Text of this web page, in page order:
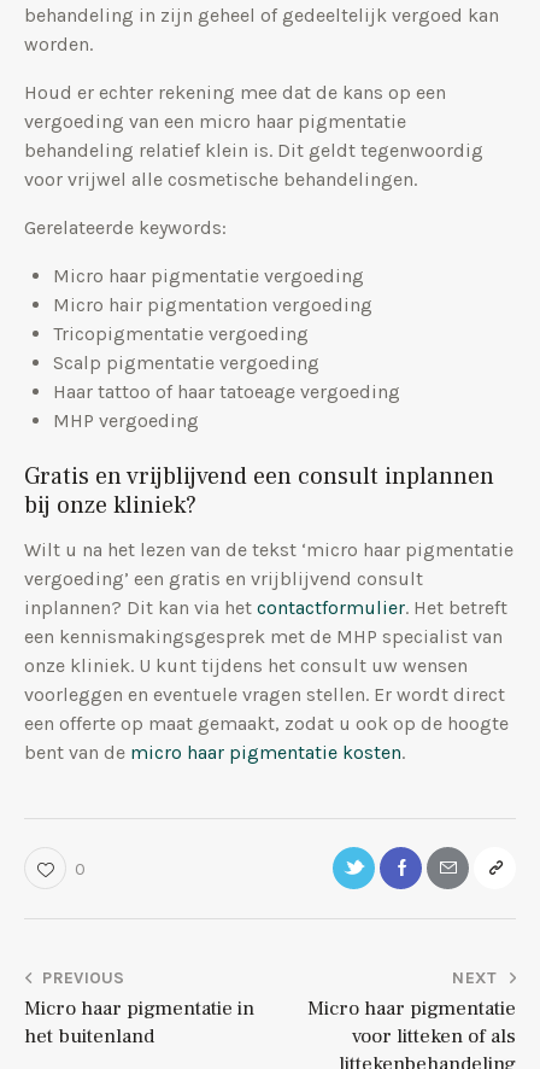
behandeling in zijn geheel of gedeeltelijk vergoed kan
worden.
Houd er echter rekening mee dat de kans op een
vergoeding van een micro haar pigmentatie
behandeling relatief klein is. Dit geldt tegenwoordig
voor vrijwel alle cosmetische behandelingen.
Gerelateerde keywords:
Micro haar pigmentatie vergoeding
Micro hair pigmentation vergoeding
Tricopigmentatie vergoeding
Scalp pigmentatie vergoeding
Haar tattoo of haar tatoeage vergoeding
MHP vergoeding
Gratis en vrijblijvend een consult inplannen
bij onze kliniek?
Wilt u na het lezen van de tekst ‘micro haar pigmentatie
vergoeding’ een gratis en vrijblijvend consult
inplannen? Dit kan via het contactformulier. Het betreft
een kennismakingsgesprek met de MHP specialist van
onze kliniek. U kunt tijdens het consult uw wensen
voorleggen en eventuele vragen stellen. Er wordt direct
een offerte op maat gemaakt, zodat u ook op de hoogte
bent van de micro haar pigmentatie kosten.
0
PREVIOUS
Micro haar pigmentatie in
het buitenland
NEXT
Micro haar pigmentatie
voor litteken of als